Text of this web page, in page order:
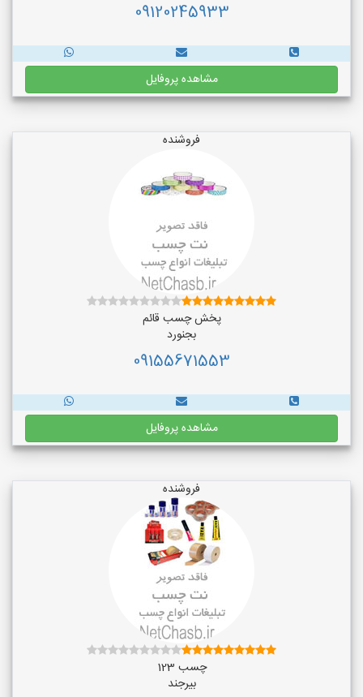
09120245933
مشاهده پروفایل
فروشنده
پخش چسب قائم
بجنورد
09155671553
مشاهده پروفایل
فروشنده
چسب 123
بیرجند